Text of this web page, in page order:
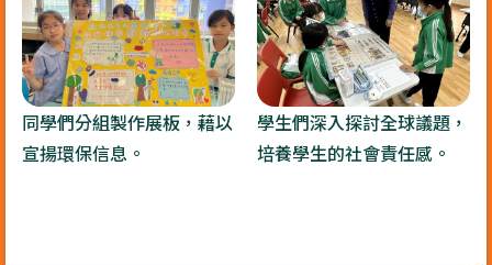
同學們分組製作展板，藉以
宣揚環保信息。
學生們深入探討全球議題，
培養學生的社會責任感。